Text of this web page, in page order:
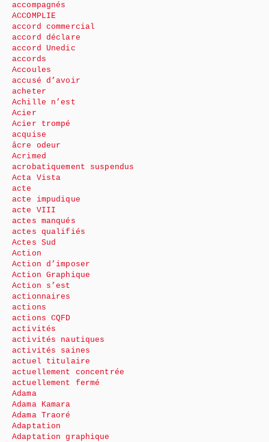
accompagnés
ACCOMPLIE
accord commercial
accord déclare
accord Unedic
accords
Accoules
accusé d’avoir
acheter
Achille n’est
Acier
Acier trompé
acquise
âcre odeur
Acrimed
acrobatiquement suspendus
Acta Vista
acte
acte impudique
acte VIII
actes manqués
actes qualifiés
Actes Sud
Action
Action d’imposer
Action Graphique
Action s’est
actionnaires
actions
actions CQFD
activités
activités nautiques
activités saines
actuel titulaire
actuellement concentrée
actuellement fermé
Adama
Adama Kamara
Adama Traoré
Adaptation
Adaptation graphique